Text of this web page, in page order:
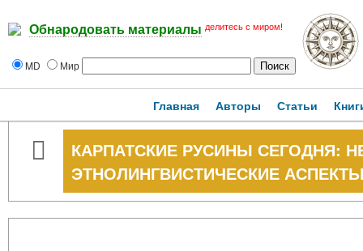
Обнародовать материалы делитесь с миром!
MD Мир
Главная Авторы Статьи
КАРПАТСКИЕ РУСИНЫ СЕГОДНЯ:
ЭТНОЛИНГВИСТИЧЕСКИЕ